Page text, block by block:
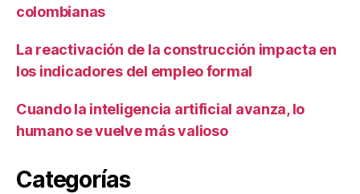
colombianas
La reactivación de la construcción impacta en
los indicadores del empleo formal
Cuando la inteligencia artificial avanza, lo
humano se vuelve más valioso
Categorías